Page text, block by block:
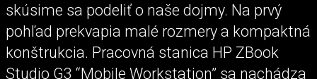
skúsime sa podeliť o naše dojmy. Na prvý
pohľad prekvapia malé rozmery a kompaktná
konštrukcia. Pracovná stanica HP ZBook
Studio G3 “Mobile Workstation” sa nachádza